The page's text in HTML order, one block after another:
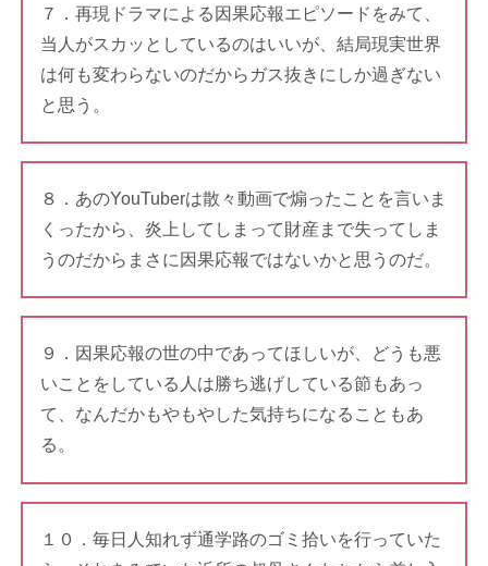
７．再現ドラマによる因果応報エピソードをみて、
当人がスカッとしているのはいいが、結局現実世界
は何も変わらないのだからガス抜きにしか過ぎない
と思う。
８．あのYouTuberは散々動画で煽ったことを言いま
くったから、炎上してしまって財産まで失ってしま
うのだからまさに因果応報ではないかと思うのだ。
９．因果応報の世の中であってほしいが、どうも悪
いことをしている人は勝ち逃げしている節もあっ
て、なんだかもやもやした気持ちになることもあ
る。
１０．毎日人知れず通学路のゴミ拾いを行っていた